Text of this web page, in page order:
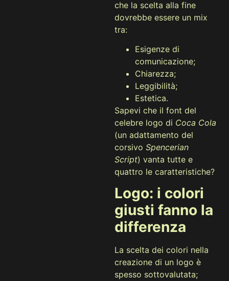
che la scelta alla fine
dovrebbe essere un mix
tra:
Esigenze di
comunicazione;
Chiarezza;
Leggibilità;
Estetica.
Sapevi che il font del
celebre logo di Coca Cola
(un adattamento del
corsivo Spencerian
Script) vanta tutte e
quattro le caratteristiche?
Logo: i colori
giusti fanno la
differenza
La scelta dei colori nella
creazione di un logo è
spesso sottovalutata;